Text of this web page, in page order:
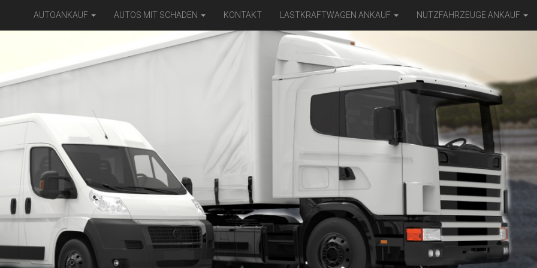
AUTOANKAUF AUTOS MIT SCHADEN KONTAKT LASTKRAFTWAGEN ANKAUF NUTZFAHRZEUGE ANKAUF